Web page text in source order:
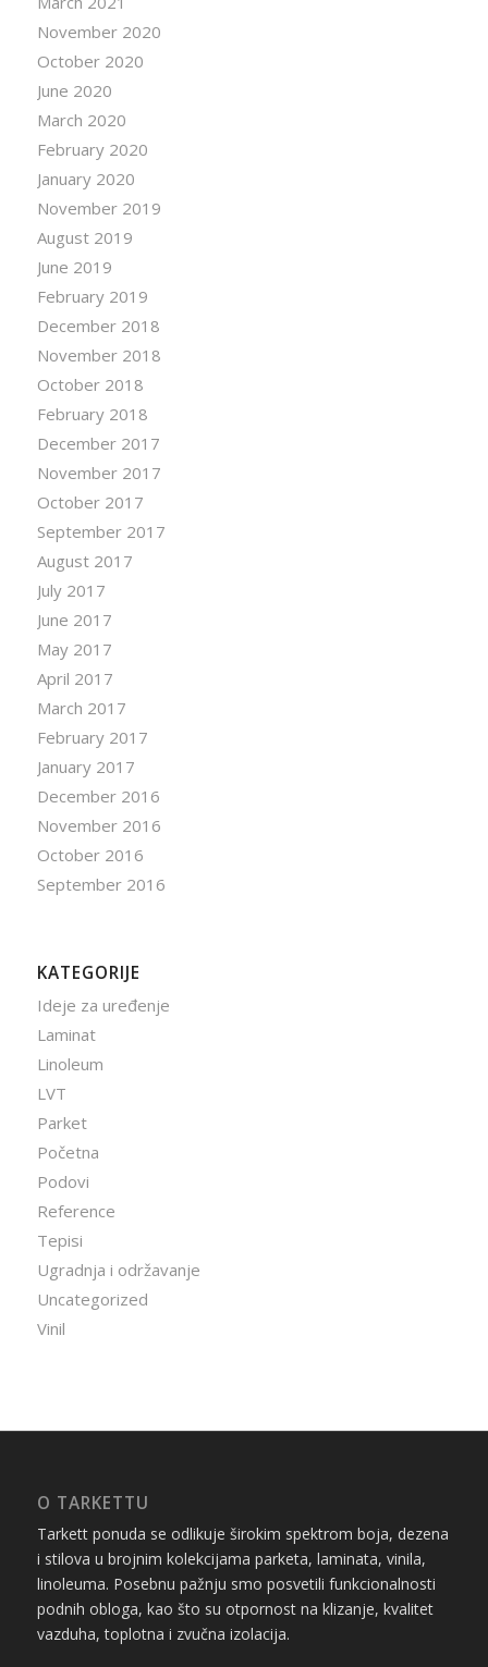
November 2020
October 2020
June 2020
March 2020
February 2020
January 2020
November 2019
August 2019
June 2019
February 2019
December 2018
November 2018
October 2018
February 2018
December 2017
November 2017
October 2017
September 2017
August 2017
July 2017
June 2017
May 2017
April 2017
March 2017
February 2017
January 2017
December 2016
November 2016
October 2016
September 2016
KATEGORIJE
Ideje za uređenje
Laminat
Linoleum
LVT
Parket
Početna
Podovi
Reference
Tepisi
Ugradnja i održavanje
Uncategorized
Vinil
O TARKETTU
Tarkett ponuda se odlikuje širokim spektrom boja, dezena
i stilova u brojnim kolekcijama parketa, laminata, vinila,
linoleuma. Posebnu pažnju smo posvetili funkcionalnosti
podnih obloga, kao što su otpornost na klizanje, kvalitet
vazduha, toplotna i zvučna izolacija.